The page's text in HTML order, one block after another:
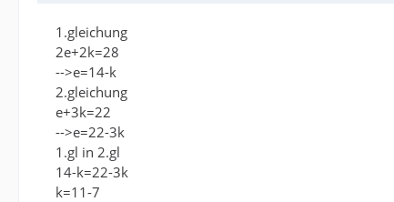
1.gleichung
2e+2k=28
-->e=14-k
2.gleichung
e+3k=22
-->e=22-3k
1.gl in 2.gl
14-k=22-3k
k=11-7